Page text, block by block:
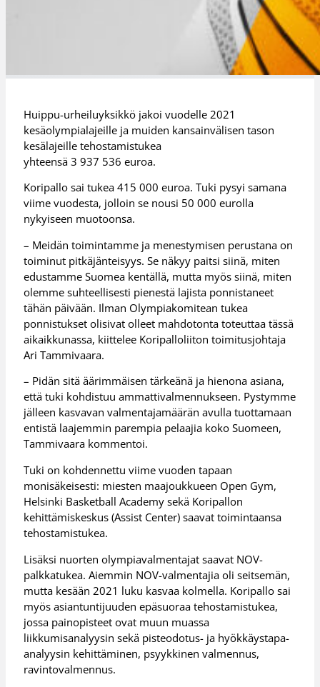
Huippu-urheiluyksikkö jakoi vuodelle 2021
kesäolympialajeille ja muiden kansainvälisen tason
kesälajeille tehostamistukea
yhteensä 3 937 536 euroa.
Koripallo sai tukea 415 000 euroa. Tuki pysyi samana
viime vuodesta, jolloin se nousi 50 000 eurolla
nykyiseen muotoonsa.
– Meidän toimintamme ja menestymisen perustana on
toiminut pitkäjänteisyys. Se näkyy paitsi siinä, miten
edustamme Suomea kentällä, mutta myös siinä, miten
olemme suhteellisesti pienestä lajista ponnistaneet
tähän päivään. Ilman Olympiakomitean tukea
ponnistukset olisivat olleet mahdotonta toteuttaa tässä
aikaikkunassa, kiittelee Koripalloliiton toimitusjohtaja
Ari Tammivaara.
– Pidän sitä äärimmäisen tärkeänä ja hienona asiana,
että tuki kohdistuu ammattivalmennukseen. Pystymme
jälleen kasvavan valmentajamäärän avulla tuottamaan
entistä laajemmin parempia pelaajia koko Suomeen,
Tammivaara kommentoi.
Tuki on kohdennettu viime vuoden tapaan
monisäkeisesti: miesten maajoukkueen Open Gym,
Helsinki Basketball Academy sekä Koripallon
kehittämiskeskus (Assist Center) saavat toimintaansa
tehostamistukea.
Lisäksi nuorten olympiavalmentajat saavat NOV-
palkkatukea. Aiemmin NOV-valmentajia oli seitsemän,
mutta kesään 2021 luku kasvaa kolmella. Koripallo sai
myös asiantuntijuuden epäsuoraa tehostamistukea,
jossa painopisteet ovat muun muassa
liikkumisanalyysin sekä pisteodotus- ja hyökkäystapa-
analyysin kehittäminen, psyykkinen valmennus,
ravintovalmennus.